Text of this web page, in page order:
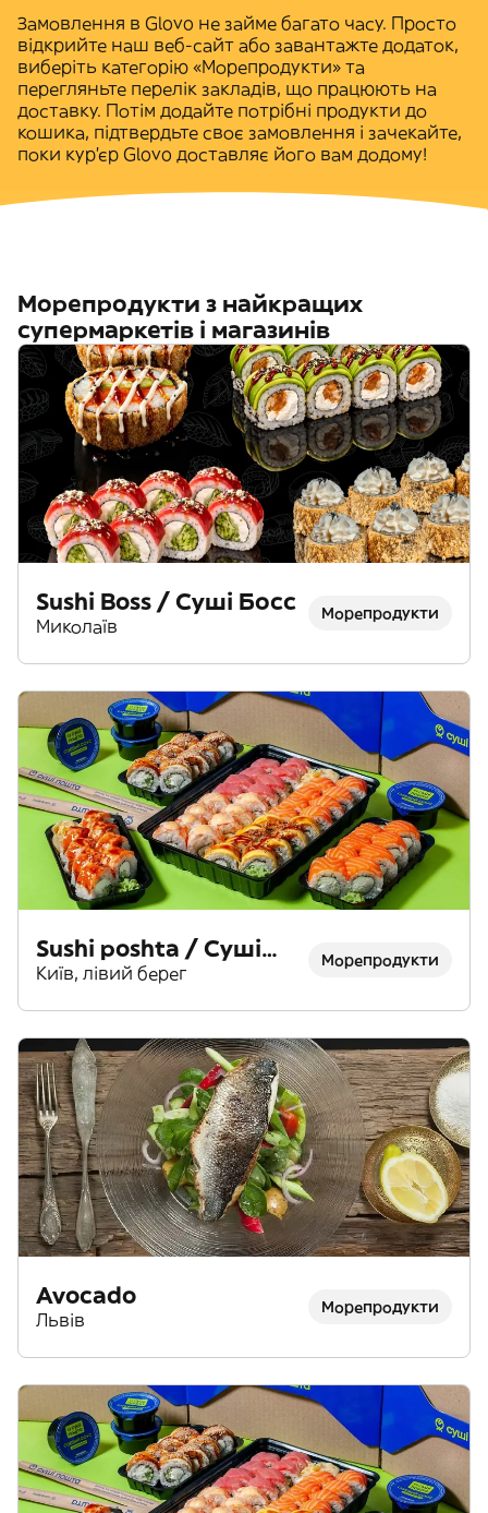
Замовлення в Glovo не займе багато часу. Просто
відкрийте наш веб-сайт або завантажте додаток,
виберіть категорію «Морепродукти» та
перегляньте перелік закладів, що працюють на
доставку. Потім додайте потрібні продукти до
кошика, підтвердьте своє замовлення і зачекайте,
поки кур'єр Glovo доставляє його вам додому!
Морепродукти з найкращих
супермаркетів і магазинів
Sushi Boss / Суші Босс
Миколаїв
Морепродукти
Sushi poshta / Суші
пошта
Київ, лівий берег
Морепродукти
Avocado
Львів
Морепродукти